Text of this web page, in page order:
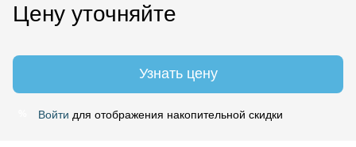
Цену уточняйте
Узнать цену
Войти для отображения накопительной скидки